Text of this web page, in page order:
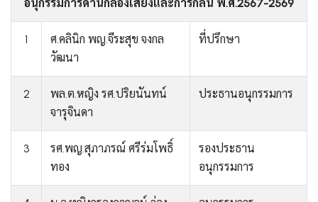
อนุกรรมการด้านกล่องเสียงและการกลืน พ.ศ.2567-2569
1
ศ.คลินิก พญ.จีระสุข จงกล
วัฒนา
ที่ปรึกษา
2
พล.ต.หญิง รศ.ปริยนันทน์
จารุจินดา
ประธานอนุกรรมการ
3
รศ.พญ.สุภาภรณ์ ศรีร่มโพธิ์
ทอง
รองประธาน
อนุกรรมการ